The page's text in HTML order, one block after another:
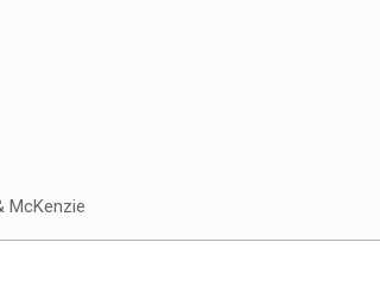
McKenzie